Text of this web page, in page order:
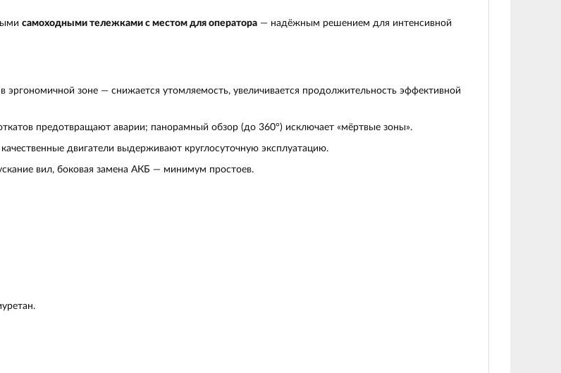
самоходными тележками с местом для оператора — надёжным решением для интенсивной
эргономичной зоне — снижается утомляемость, увеличивается продолжительность эффективной
предотвращают аварии; панорамный обзор (до 360°) исключает «мёртвые зоны».
двигатели выдерживают круглосуточную эксплуатацию.
вил, боковая замена АКБ — минимум простоев.